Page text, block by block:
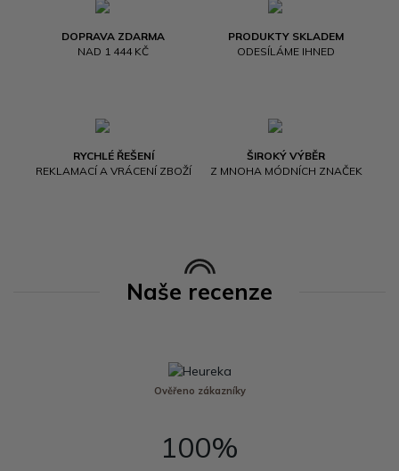
DOPRAVA ZDARMA
NAD 1 444 KČ
PRODUKTY SKLADEM
ODESÍLÁME IHNED
RYCHLÉ ŘEŠENÍ
REKLAMACÍ A VRÁCENÍ ZBOŽÍ
ŠIROKÝ VÝBĚR
Z MNOHA MÓDNÍCH ZNAČEK
Naše recenze
Ověřeno zákazníky
100%